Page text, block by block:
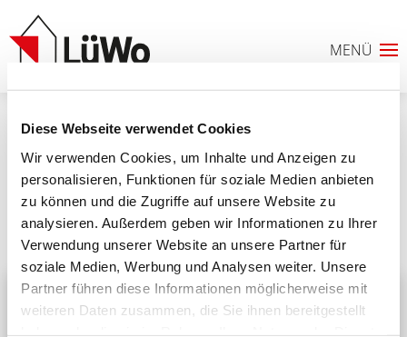
Diese Webseite verwendet Cookies
Wir verwenden Cookies, um Inhalte und Anzeigen zu
personalisieren, Funktionen für soziale Medien anbieten
zu können und die Zugriffe auf unsere Website zu
analysieren. Außerdem geben wir Informationen zu Ihrer
Verwendung unserer Website an unsere Partner für
soziale Medien, Werbung und Analysen weiter. Unsere
Partner führen diese Informationen möglicherweise mit
weiteren Daten zusammen, die Sie ihnen bereitgestellt
EAP-Beitragsbild02
Ähnliche Beiträge Alle Beiträge
ANFRAGELISTE